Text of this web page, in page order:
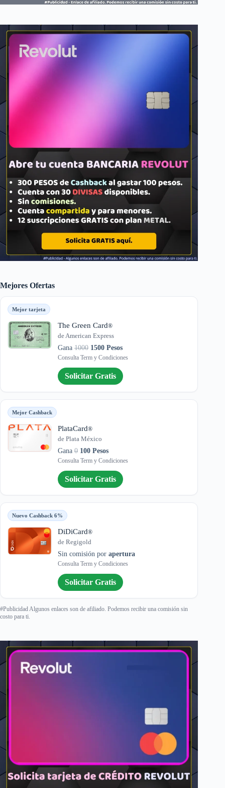
Mejores Ofertas
Mejor tarjeta
The Green Card®
de American Express
Gana 1000 1500 Pesos
Consulta Term y Condiciones
Solicitar Gratis
Mejor Cashback
PlataCard®
de Plata México
Gana 0 100 Pesos
Consulta Term y Condiciones
Solicitar Gratis
Nuevo Cashback 6%
DiDiCard®
de Regigold
Sin comisión por apertura
Consulta Term y Condiciones
Solicitar Gratis
#Publicidad Algunos enlaces son de afiliado. Podemos recibir una comisión sin
costo para ti.